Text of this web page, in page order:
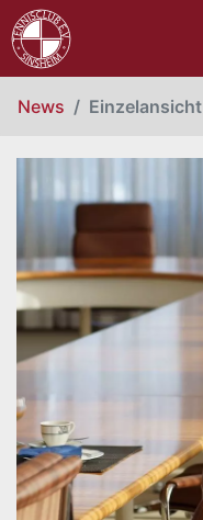
News Einzelansicht